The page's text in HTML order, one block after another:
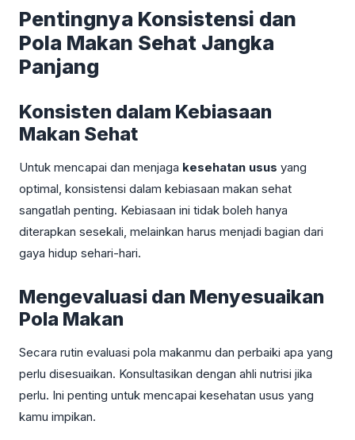
Pentingnya Konsistensi dan
Pola Makan Sehat Jangka
Panjang
Konsisten dalam Kebiasaan
Makan Sehat
Untuk mencapai dan menjaga kesehatan usus yang
optimal, konsistensi dalam kebiasaan makan sehat
sangatlah penting. Kebiasaan ini tidak boleh hanya
diterapkan sesekali, melainkan harus menjadi bagian dari
gaya hidup sehari-hari.
Mengevaluasi dan Menyesuaikan
Pola Makan
Secara rutin evaluasi pola makanmu dan perbaiki apa yang
perlu disesuaikan. Konsultasikan dengan ahli nutrisi jika
perlu. Ini penting untuk mencapai kesehatan usus yang
kamu impikan.